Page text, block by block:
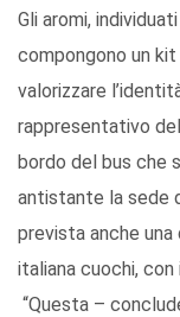
Gli aromi,
compongono un
valorizzare
rappresentativo
bordo del bus che
antistante la sede
prevista anche
italiana cuochi,
“Questa –